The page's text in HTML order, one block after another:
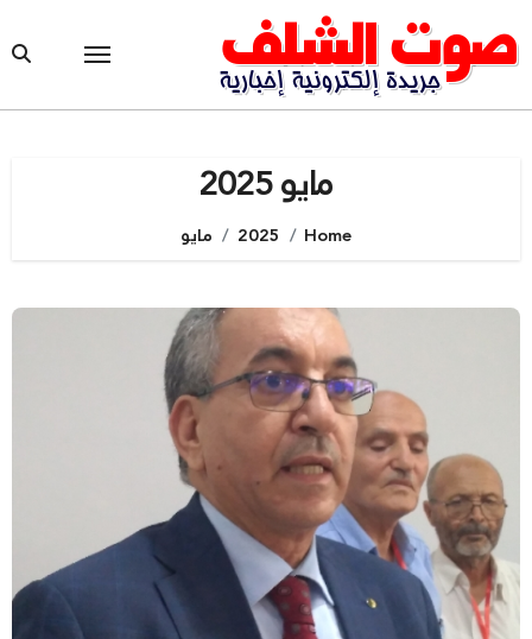
to
content
مايو 2025
Home
2025 مايو